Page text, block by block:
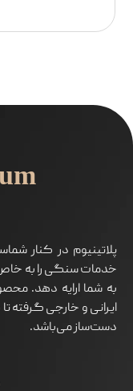
پلاتینیوم در کنار
خدمات سنگی را به
به شما ارايه دهد.
ایرانی و خارجی
دست‌ساز می‌باشد.